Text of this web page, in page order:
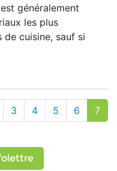
généralement
les plus
cuisine, sauf si
3 4 5 6 7